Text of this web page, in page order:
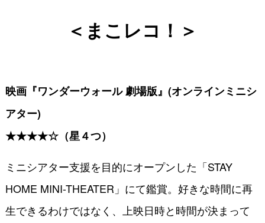
＜まこレコ！＞
映画『ワンダーウォール 劇場版』(オンラインミニシ
アター)
★★★★☆（星４つ）
ミニシアター支援を目的にオープンした「STAY
HOME MINI-THEATER」にて鑑賞。好きな時間に再
生できるわけではなく、上映日時と時間が決まって